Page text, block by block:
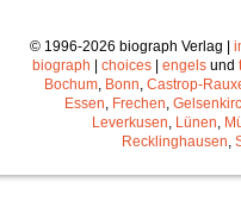
© 1996-2026 biograph Verlag |
biograph
choices engels und
Bochum, Bonn, Castrop-
Essen, Frechen,
Leverkusen, Lünen,
Recklinghausen,